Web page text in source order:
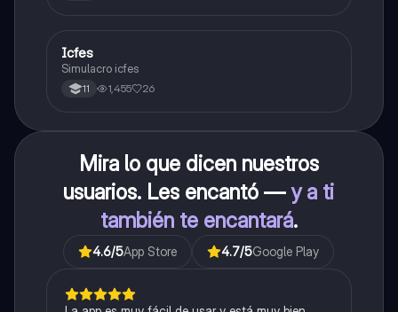
ICFES: Sociales y Ciudadanas
Icfes
Simulacro icfes
11 1,455 26
Mira lo que dicen nuestros
usuarios. Les encantó —y a ti
también te encantará.
4.6/5App Store 4.7/5Google Play